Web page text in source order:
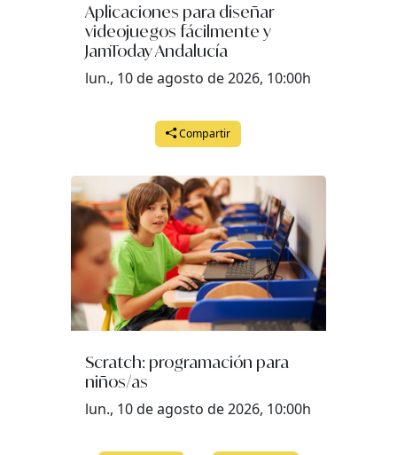
Aplicaciones para diseñar
videojuegos fácilmente y
JamToday Andalucía
lun., 10 de agosto de 2026, 10:00h
Compartir
Scratch: programación para
niños/as
lun., 10 de agosto de 2026, 10:00h